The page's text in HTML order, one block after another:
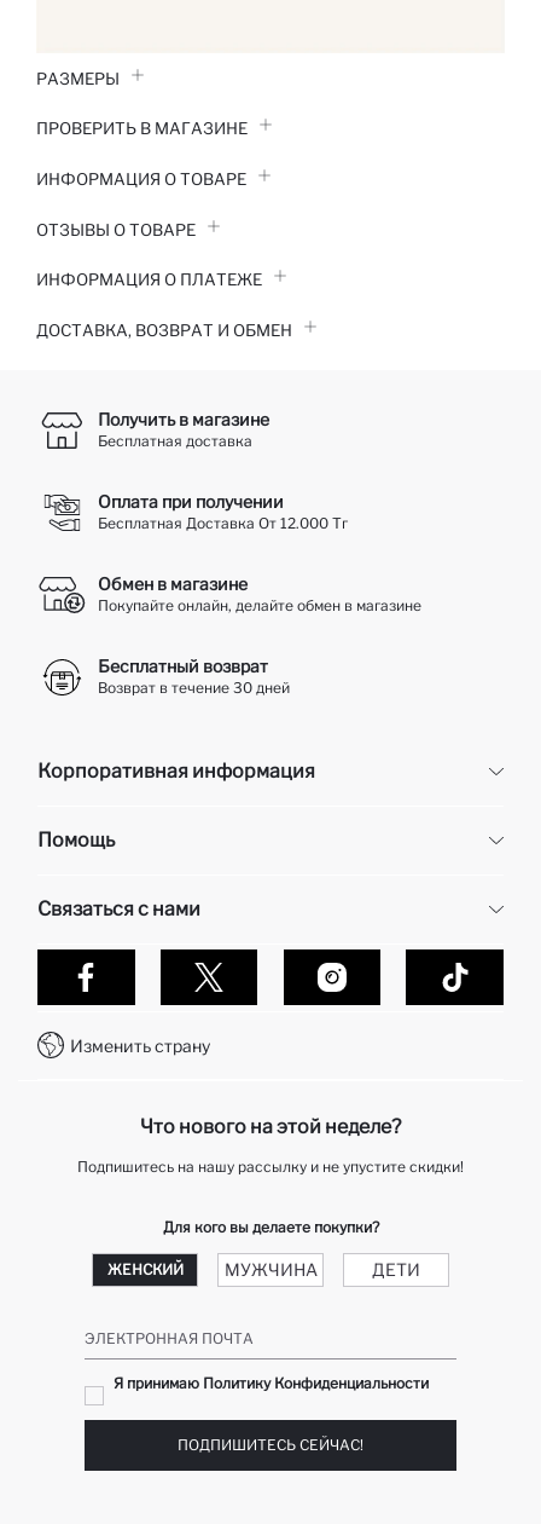
РАЗМЕРЫ
ПРОВЕРИТЬ В МАГАЗИНЕ
ИНФОРМАЦИЯ О ТОВАРЕ
ОТЗЫВЫ О ТОВАРЕ
ИНФОРМАЦИЯ О ПЛАТЕЖЕ
ДОСТАВКА, ВОЗВРАТ И ОБМЕН
Получить в магазине
Бесплатная доставка
Оплата при получении
Бесплатная Доставка От 12.000 Тг
Обмен в магазине
Покупайте онлайн, делайте обмен в магазине
Бесплатный возврат
Возврат в течение 30 дней
Корпоративная информация
О нас
Контакты
Помощь
Доставка и возврат
Оплата при получени
Политика конфиденциальности
Как делаются покупки в Дефакто?
Клуб подарков
Связаться с нами
Обслуживание клиентов
Контакты
Колл-центр +7 727 357 40 55
Изменить страну
Что нового на этой неделе?
Подпишитесь на нашу рассылку и не упустите скидки!
Для кого вы делаете покупки?
ЖЕНСКИЙ МУЖЧИНА ДЕТИ
ЭЛЕКТРОННАЯ ПОЧТА
Я принимаю Политику Конфиденциальности
ПОДПИШИТЕСЬ СЕЙЧАС!